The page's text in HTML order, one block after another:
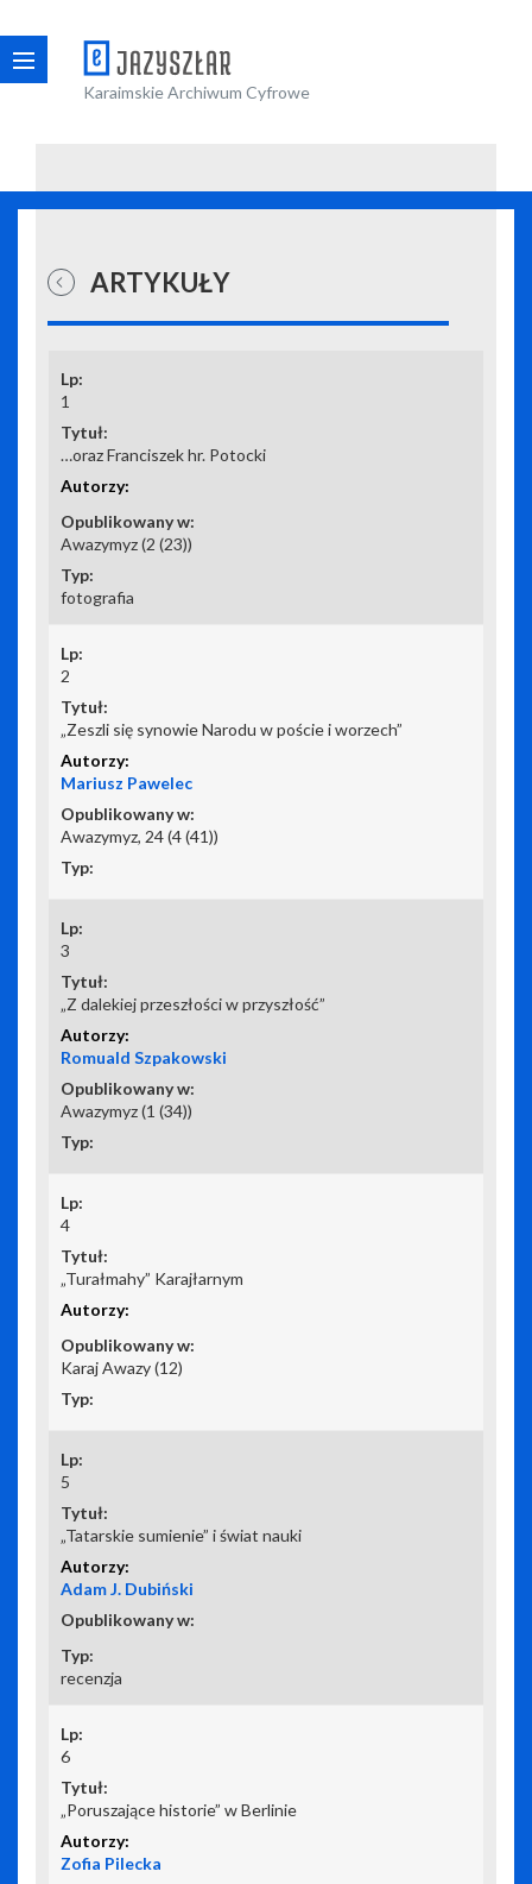
Karaimskie Archiwum Cyfrowe
ARTYKUŁY
1
…oraz Franciszek hr. Potocki
Awazymyz (2 (23))
fotografia
2
„Zeszli się synowie Narodu w poście i worzech”
Mariusz Pawelec
Awazymyz, 24 (4 (41))
3
„Z dalekiej przeszłości w przyszłość”
Romuald Szpakowski
Awazymyz (1 (34))
4
„Turałmahy” Karajłarnym
Karaj Awazy (12)
5
„Tatarskie sumienie” i świat nauki
Adam J. Dubiński
recenzja
6
„Poruszające historie” w Berlinie
Zofia Pilecka